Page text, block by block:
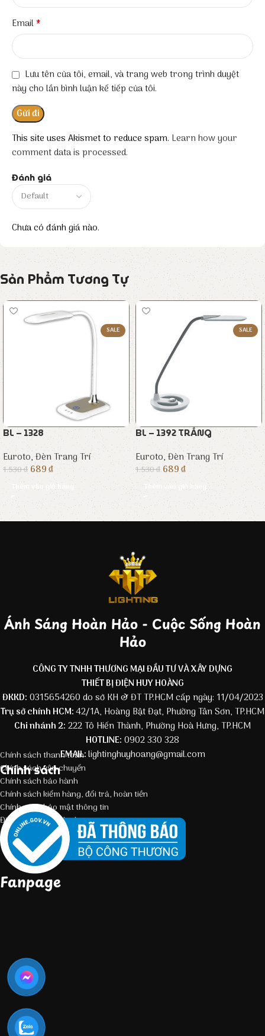
Đánh giá
Chưa có đánh giá nào.
Email*
Lưu tên của tôi, email, và trang web trong trình duyệt
này cho lần bình luận kế tiếp của tôi.
This site uses Akismet to reduce spam. Learn how your
comment data is processed.
Sản Phẩm Tương Tự
SALE
BL – 1328
Euroto,Đèn Trang Trí
1.530₫ 689₫
Thêm vào giỏ hàng
SALE
BL – 1392 TRẮNG
Euroto,Đèn Trang Trí
1.530₫ 689₫
Thêm vào giỏ hàng
Ánh Sáng Hoàn Hảo - Cuộc Sống Hoàn
Hảo
CÔNG TY TNHH THƯƠNG MẠI ĐẦU TƯ VÀ XÂY DỰNG
THIẾT BỊ ĐIỆN HUY HOÀNG
ĐKKD: 0315654260 do sở KH & ĐT TP.HCM cấp ngày: 11/04/2023
Trụ sở chính HCM:42/1A, Hoàng Bật Đạt, Phường Tân Sơn, TP.HCM
Chi nhánh 2: 222 Tô Hiến Thành, Phường Hoà Hưng, TP.HCM
HOTLINE: 0902 330 328
EMAIL:lightinghuyhoang@gmail.com
Chính sách
Chính sách thanh toán
Chính sách vận chuyển
Chính sách bảo hành
Chính sách kiểm hàng, đổi trả, hoàn tiền
Chính sách bảo mật thông tin
Điều kiện giao dịch chung
Fanpage